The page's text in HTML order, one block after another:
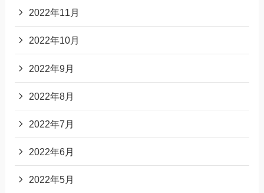
2022年11月
2022年10月
2022年9月
2022年8月
2022年7月
2022年6月
2022年5月